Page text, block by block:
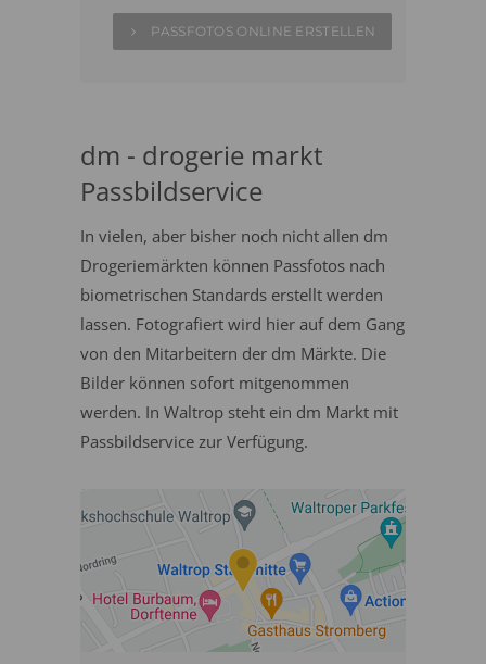
PASSFOTOS ONLINE ERSTELLEN
dm - drogerie markt
Passbildservice
In vielen, aber bisher noch nicht allen dm
Drogeriemärkten können Passfotos nach
biometrischen Standards erstellt werden
lassen. Fotografiert wird hier auf dem Gang
von den Mitarbeitern der dm Märkte. Die
Bilder können sofort mitgenommen
werden. In Waltrop steht ein dm Markt mit
Passbildservice zur Verfügung.